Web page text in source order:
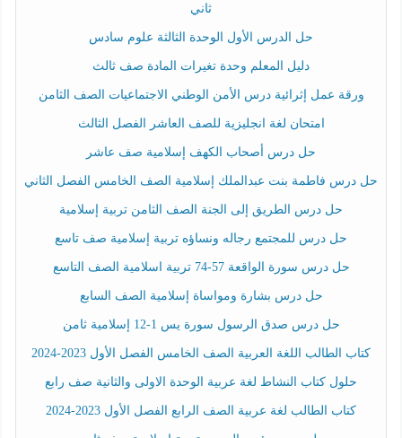
ثاني
حل الدرس الأول الوحدة الثالثة علوم سادس
دليل المعلم وحدة تغيرات المادة صف ثالث
ورقة عمل إثرائية درس الأمن الوطني الاجتماعيات الصف الثامن
امتحان لغة انجليزية للصف العاشر الفصل الثالث
حل درس أصحاب الكهف إسلامية صف عاشر
حل درس فاطمة بنت عبدالملك إسلامية الصف الخامس الفصل الثاني
حل درس الطريق إلى الجنة الصف الثامن تربية إسلامية
حل درس للمجتمع رجاله ونساؤه تربية إسلامية صف تاسع
حل درس سورة الواقعة 57-74 تربية اسلامية الصف التاسع
حل درس بشارة ومواساة إسلامية الصف السابع
حل درس صدق الرسول سورة يس 1-12 إسلامية ثامن
كتاب الطالب اللغة العربية الصف الخامس الفصل الأول 2023-2024
حلول كتاب النشاط لغة عربية الوحدة الاولى والثانية صف رابع
كتاب الطالب لغة عربية الصف الرابع الفصل الأول 2023-2024